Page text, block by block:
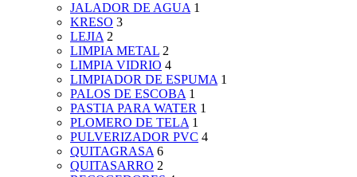
JALADOR DE AGUA 1
KRESO 3
LEJIA 2
LIMPIA METAL 2
LIMPIA VIDRIO 4
LIMPIADOR DE ESPUMA 1
PALOS DE ESCOBA 1
PASTIA PARA WATER 1
PLOMERO DE TELA 1
PULVERIZADOR PVC 4
QUITAGRASA 6
QUITASARRO 2